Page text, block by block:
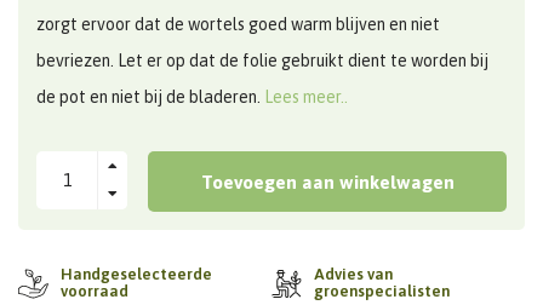
zorgt ervoor dat de wortels goed warm blijven en niet
bevriezen. Let er op dat de folie gebruikt dient te worden bij
de pot en niet bij de bladeren. Lees meer..
Toevoegen aan winkelwagen
Handgeselecteerde
voorraad
Advies van
groenspecialisten